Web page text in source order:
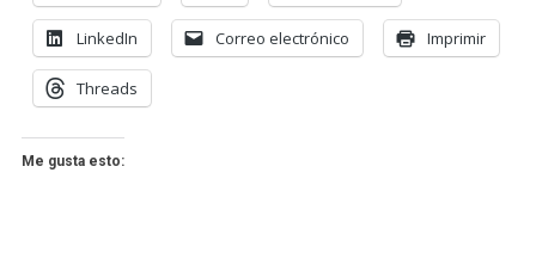
LinkedIn Correo electrónico Imprimir
Threads
Me gusta esto: